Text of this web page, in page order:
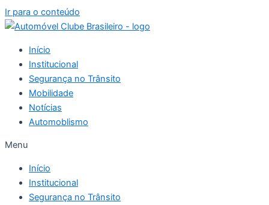
Ir para o conteúdo
Início
Institucional
Segurança no Trânsito
Mobilidade
Notícias
Automoblismo
Menu
Início
Institucional
Segurança no Trânsito